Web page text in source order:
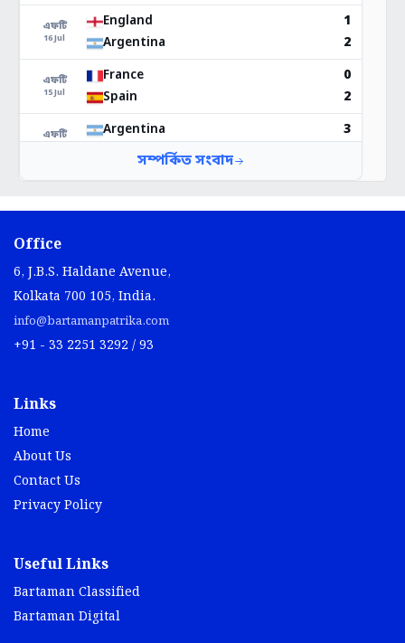
Office
6, J.B.S. Haldane Avenue,
Kolkata 700 105, India.
info@bartamanpatrika.com
+91 - 33 2251 3292 / 93
Links
Home
About Us
Contact Us
Privacy Policy
Useful Links
Bartaman Classified
Bartaman Digital